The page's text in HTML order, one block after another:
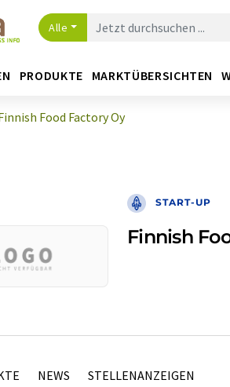
Alle
PRODUKTE MARKTÜBERSICHTEN
Food Factory Oy
START-UP
Finnish
NEWS STELLENANZEIGEN